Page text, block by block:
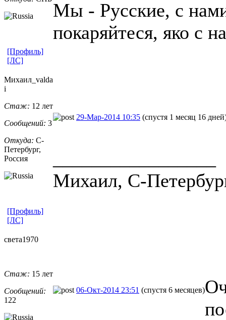
Мы - Русские, с
покаряйтеся, яко с
[Профиль]
[ЛС]
Михаил_valda
i
Стаж: 12 лет
Сообщений: 3
Откуда: С-
Петербург,
Россия
29-Мар-2014 10:35 (спустя 1 месяц 16
Михаил, С-
[Профиль]
[ЛС]
света1970
Стаж: 15 лет
Сообщений:
122
06-Окт-2014 23:51 (спустя 6 месяцев)